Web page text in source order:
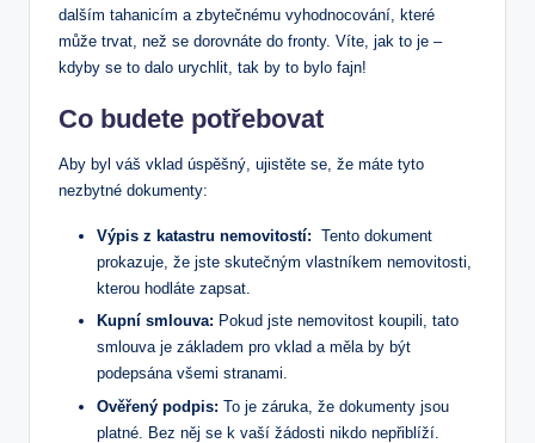
dalším tahanicím a zbytečnému vyhodnocování, které
může⁢ trvat, než se dorovnáte do fronty. Víte, jak to je​ –
kdyby se to dalo urychlit, tak by to bylo fajn!
Co budete ⁣potřebovat
Aby byl váš​ vklad úspěšný, ujistěte se, že máte tyto
nezbytné dokumenty:
Výpis z katastru nemovitostí: ​ Tento dokument
‍prokazuje, že jste⁣ skutečným vlastníkem nemovitosti,
kterou hodláte zapsat.
Kupní smlouva: Pokud jste nemovitost koupili, tato
smlouva je základem pro vklad a ⁤měla by být
podepsána všemi stranami.
Ověřený podpis: To je záruka, že dokumenty jsou
‍platné. Bez něj se k vaší žádosti nikdo nepřiblíží.